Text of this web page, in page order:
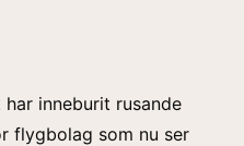
inneburit rusande
flygbolag som nu ser